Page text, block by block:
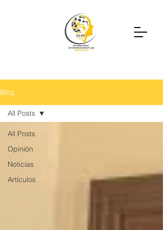
Blog
All Posts
Opinión
Noticias
Artículos
All Posts